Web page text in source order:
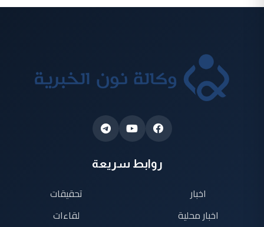
روابط سريعة
اخبار
اخبار محلية
تحقيقات
لقاءات